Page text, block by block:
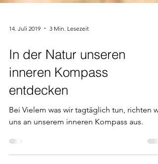
14. Juli 2019 3 Min. Lesezeit
In der Natur unseren
inneren Kompass
Bei Vielem was wir tagtäglich tun, richten